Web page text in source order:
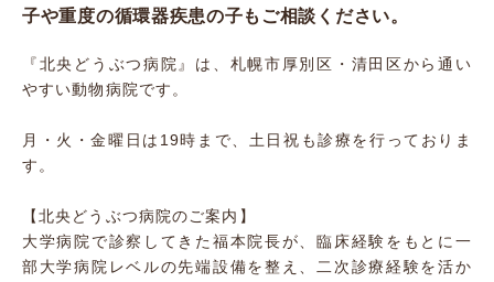
子や重度の循環器疾患の子もご相談ください。
『北央どうぶつ病院』は、札幌市厚別区・清田区から通い
やすい動物病院です。
月・火・金曜日は19時まで、土日祝も診療を行っておりま
す。
【北央どうぶつ病院のご案内】
大学病院で診察してきた福本院長が、臨床経験をもとに一
部大学病院レベルの先端設備を整え、二次診療経験を活か